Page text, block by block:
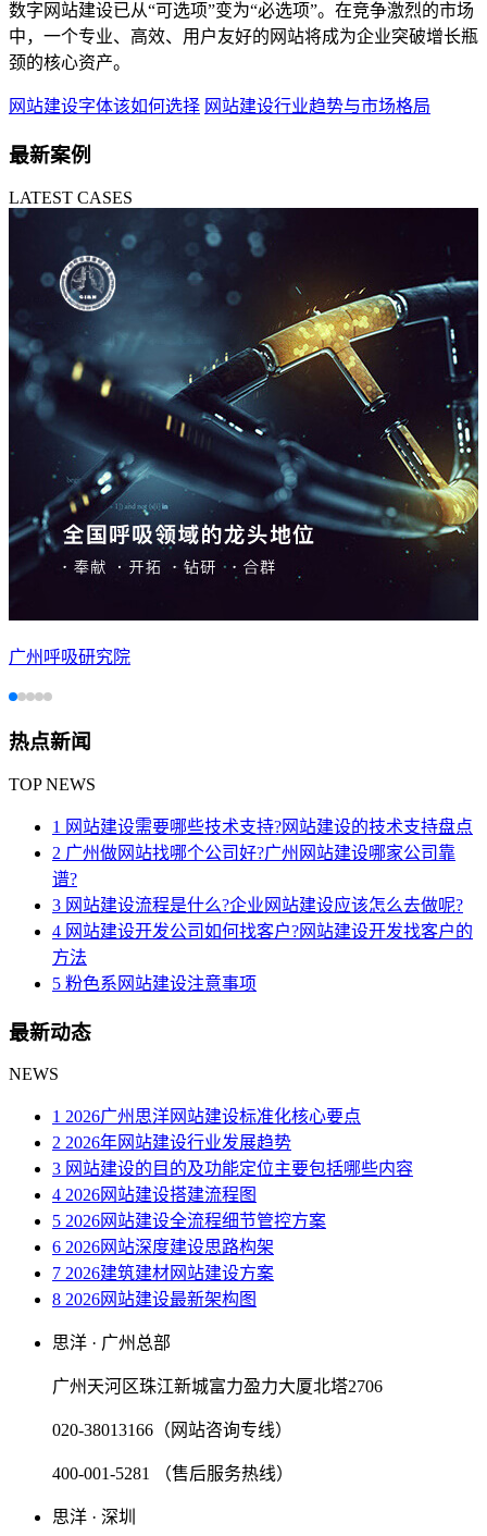
数字网站建设已从“可选项”变为“必选项”。在竞争激烈的市场
中，一个专业、高效、用户友好的网站将成为企业突破增长瓶
颈的核心资产。
网站建设字体该如何选择 网站建设行业趋势与市场格局
最新案例
LATEST CASES
广州呼吸研究院
热点新闻
TOP NEWS
1 网站建设需要哪些技术支持?网站建设的技术支持盘点
2 广州做网站找哪个公司好?广州网站建设哪家公司靠
谱?
3 网站建设流程是什么?企业网站建设应该怎么去做呢?
4 网站建设开发公司如何找客户?网站建设开发找客户的
方法
5 粉色系网站建设注意事项
最新动态
NEWS
1 2026广州思洋网站建设标准化核心要点
2 2026年网站建设行业发展趋势
3 网站建设的目的及功能定位主要包括哪些内容
4 2026网站建设搭建流程图
5 2026网站建设全流程细节管控方案
6 2026网站深度建设思路构架
7 2026建筑建材网站建设方案
8 2026网站建设最新架构图
思洋 · 广州总部
广州天河区珠江新城富力盈力大厦北塔2706
020-38013166（网站咨询专线）
400-001-5281 （售后服务热线）
思洋 · 深圳